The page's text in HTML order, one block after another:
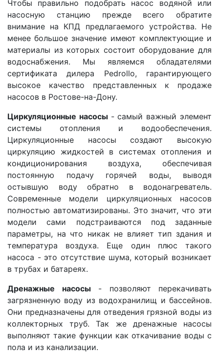
Чтобы правильно подобрать насос водяной или
насосную станцию прежде всего обратите
внимание на КПД предлагаемого устройства. Не
менее большое значение имеют комплектующие и
материалы из которых состоит оборудование для
водоснабжения. Мы являемся обладателями
сертификата дилера Pedrollo, гарантирующего
высокое качество представленных к продаже
насосов в Ростове-на-Дону.
Циркуляционные насосы - самый важный элемент
системы отопления и водообеспечения.
Циркуляционные насосы создают высокую
циркуляцию жидкостей в системах отопления и
кондиционирования воздуха, обеспечивая
постоянную подачу горячей воды, выводя
остывшую воду обратно в водонагреватель.
Современные модели циркуляционных насосов
полностью автоматизированы. Это значит, что эти
модели сами подстраиваются под заданные
параметры, на что никак не влияет тип здания и
температура воздуха. Еще один плюс такого
насоса - это отсутствие шума, который возникает
в трубах и батареях.
Дренажные насосы- позволяют перекачивать
загрязненную воду из водохранилищ и бассейнов.
Они предназначены для отведения грязной воды из
коллекторных труб. Так же дренажные насосы
выполняют такие функции как откачивание воды с
пола и из канализации.